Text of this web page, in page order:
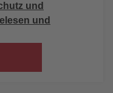
und
und